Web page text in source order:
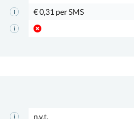
€ 0,31 per SMS
n.v.t.